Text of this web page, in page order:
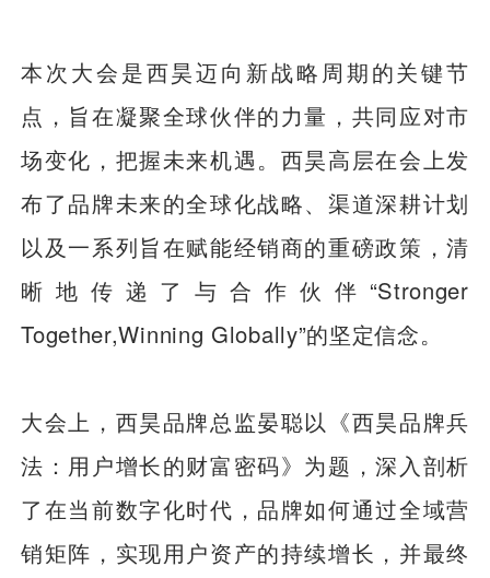
本次大会是西昊迈向新战略周期的关键节
点，旨在凝聚全球伙伴的力量，共同应对市
场变化，把握未来机遇。西昊高层在会上发
布了品牌未来的全球化战略、渠道深耕计划
以及一系列旨在赋能经销商的重磅政策，清
晰地传递了与合作伙伴“Stronger
Together,Winning Globally”的坚定信念。
大会上，西昊品牌总监晏聪以《西昊品牌兵
法：用户增长的财富密码》为题，深入剖析
了在当前数字化时代，品牌如何通过全域营
销矩阵，实现用户资产的持续增长，并最终